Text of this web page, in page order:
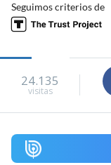
Seguimos criterios de
24.135
visitas